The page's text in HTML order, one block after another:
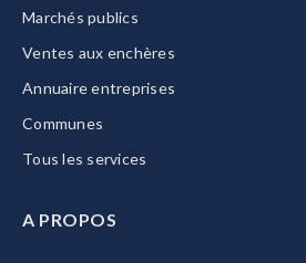
Marchés publics
Ventes aux enchères
Annuaire entreprises
Communes
Tous les services
A PROPOS